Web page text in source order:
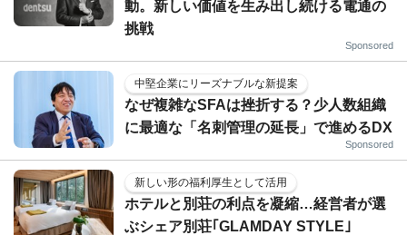
動。新しい価値を生み出し続ける電通の
挑戦
Sponsored
中堅企業にリーズナブルな新提案
なぜ複雑なSFAは挫折する？少人数組織
に最適な「名刺管理の延長」で進めるDX
Sponsored
新しい形の福利厚生として活用
ホテルと別荘の利点を凝縮…経営者が選
ぶシェア別荘｢GLAMDAY STYLE｣